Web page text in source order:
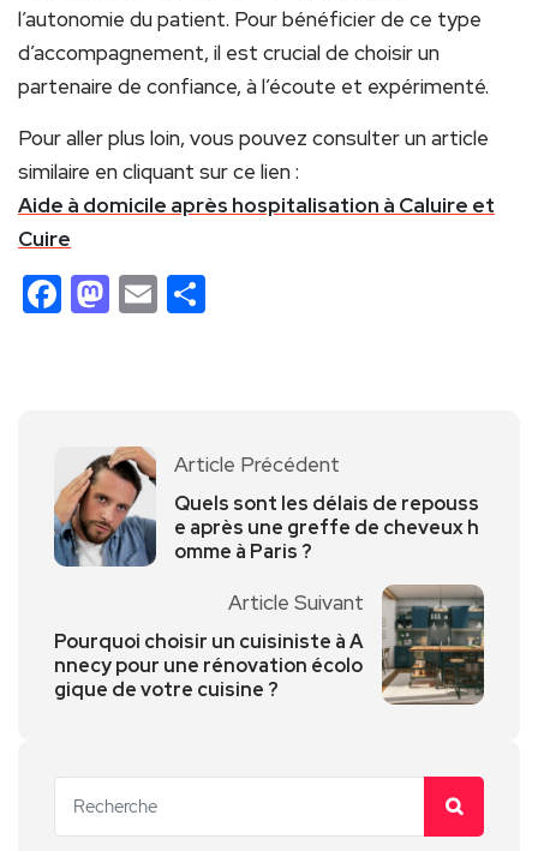
l’autonomie du patient. Pour bénéficier de ce type
d’accompagnement, il est crucial de choisir un
partenaire de confiance, à l’écoute et expérimenté.
Pour aller plus loin, vous pouvez consulter un article
similaire en cliquant sur ce lien :
Aide à domicile après hospitalisation à Caluire et
Cuire
Facebook
Mastodon
Email
Article Précédent
Quels sont les délais de repouss
e après une greffe de cheveux h
omme à Paris ?
Article Suivant
Pourquoi choisir un cuisiniste à A
nnecy pour une rénovation écolo
gique de votre cuisine ?